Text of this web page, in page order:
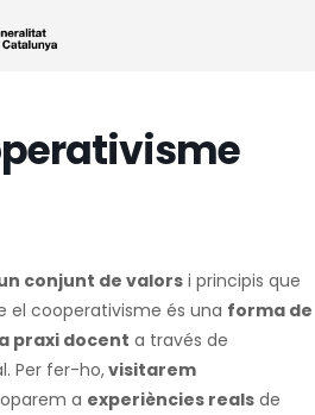
conjunt de valors i principis que
el cooperativisme és una forma de
praxi docent a través de
Per fer-ho,visitarem
a experiències reals de